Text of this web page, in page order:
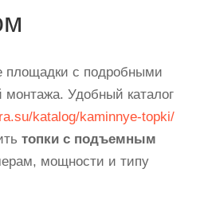
площадки с подробными
монтажа. Удобный каталог
katalog/kaminnye-topki/
топки с подъемным
мощности и типу